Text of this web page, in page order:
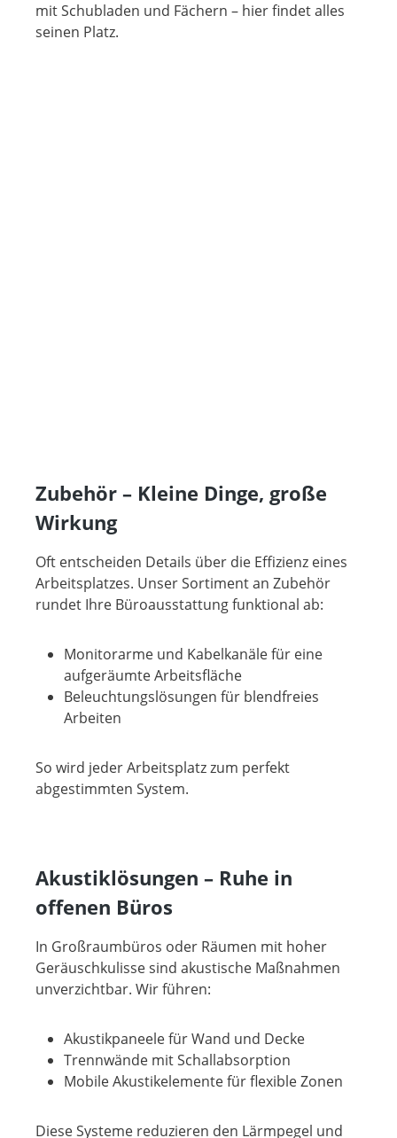
mit Schubladen und Fächern – hier findet alles
seinen Platz.
Zubehör – Kleine Dinge, große
Wirkung
Oft entscheiden Details über die Effizienz eines
Arbeitsplatzes. Unser Sortiment an Zubehör
rundet Ihre Büroausstattung funktional ab:
Monitorarme und Kabelkanäle für eine
aufgeräumte Arbeitsfläche
Beleuchtungslösungen für blendfreies
Arbeiten
So wird jeder Arbeitsplatz zum perfekt
abgestimmten System.
Akustiklösungen – Ruhe in
offenen Büros
In Großraumbüros oder Räumen mit hoher
Geräuschkulisse sind akustische Maßnahmen
unverzichtbar. Wir führen:
Akustikpaneele für Wand und Decke
Trennwände mit Schallabsorption
Mobile Akustikelemente für flexible Zonen
Diese Systeme reduzieren den Lärmpegel und